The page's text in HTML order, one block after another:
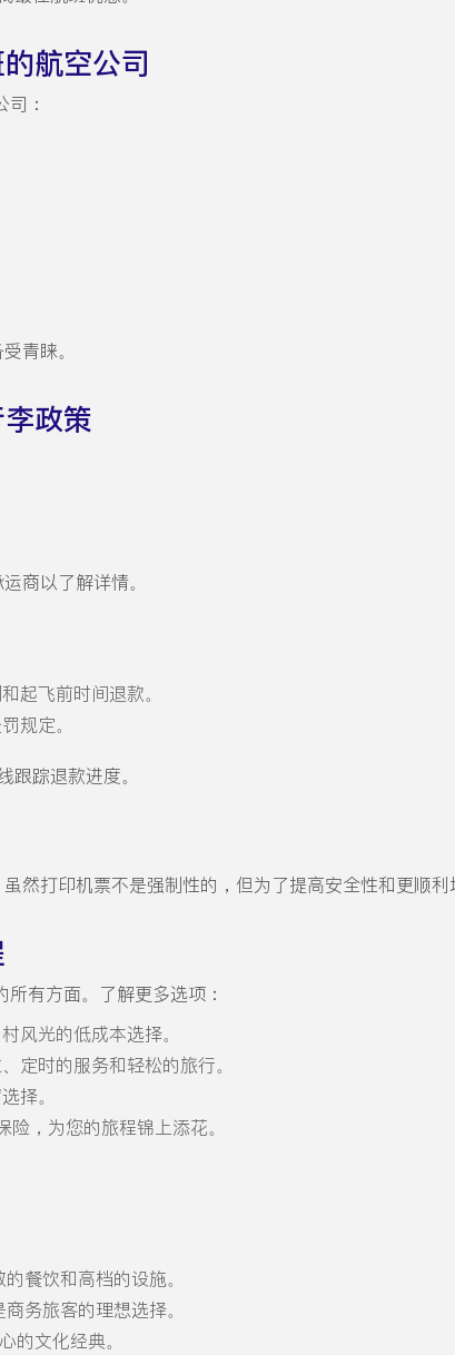
航空公司
：
青睐。
政策
商以了解详情。
起飞前时间退款。
规定。
跟踪退款进度。
然打印机票不是强制性的，但为了提高安全性和更顺
有方面。了解更多选项：
风光的低成本选择。
定时的服务和轻松的旅行。
择。
险，为您的旅程锦上添花。
餐饮和高档的设施。
务旅客的理想选择。
的文化经典。